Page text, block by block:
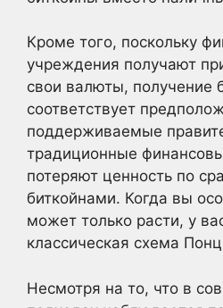
Кроме того, поскольку
учреждения получают
свои валюты, получение
соответствует
поддерживаемые
традиционные
потеряют ценность по
биткойнами. Когда вы
может только расти, у
классическая схема
Несмотря на то, что в